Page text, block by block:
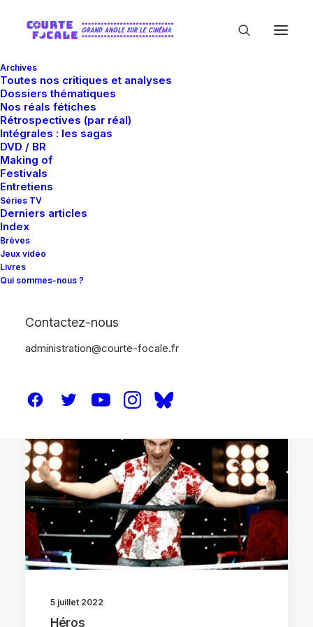
Archives
Toutes nos critiques et analyses
Dossiers thématiques
Nos réals fétiches
Rétrospectives (par réal)
Intégrales : les sagas
DVD / BR
Making of
Festivals
Entretiens
Séries TV
Derniers articles
Index
Brèves
Jeux vidéo
Livres
Qui sommes-nous ?
Contactez-nous
administration@courte-focale.fr
Emmanuelle Destremau
5 juillet 2022
Héros